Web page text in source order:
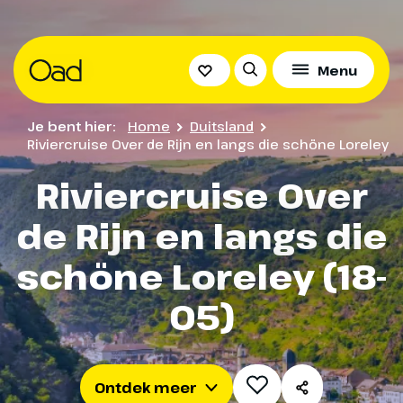
Menu
Je bent hier: Home
Duitsland
Riviercruise Over de Rijn en langs die schöne Loreley
Riviercruise Over
de Rijn en langs die
schöne Loreley (18-
05)
Ontdek meer
Het volledige
programma
Bekijk hieronder het volledige programma
Praktische
Informatie
Bekijk hieronder alle praktische informatie over
reis
Altijd inbegrepen
Cruise volgens programma
Volpension aan boord (ontbijt, lunch en diner)
vanaf diner 1e dag t/m ontbijt laatste dag
Welkomstcocktail